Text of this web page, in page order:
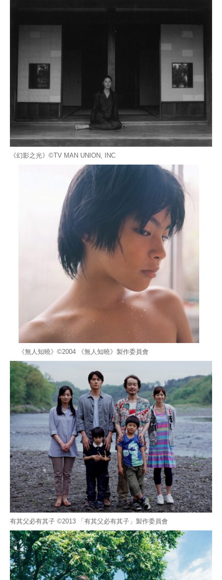
《幻影之光》©TV MAN UNION, INC
《無人知曉》©︎2004 《無人知曉》製作委員會
有其父必有其子 ©2013 「有其父必有其子」製作委員會